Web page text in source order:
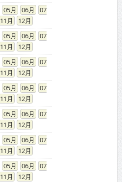
05 06
07
11
12
05 06
07
11
12
05 06
07
11
12
05 06
07
11
12
05 06
07
11
12
05 06
07
11
12
05 06
07
11
12